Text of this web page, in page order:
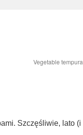
Vegetable tempura
Szczęśliwie, lato (i